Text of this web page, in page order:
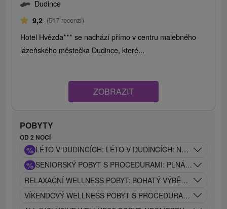
Dudince
9,2 (517 recenzí)
Hotel Hvězda*** se nachází přímo v centru malebného
lázeňského městečka Dudince, které...
ZOBRAZIT
POBYTY
OD 2 NOCÍ
% LÉTO V DUDINCÍCH: LÉTO V DUDINCÍCH: NEOMEZENÝ
% SENIORSKÝ POBYT S PROCEDURAMI: PLNÁ PENZE,
RELAXAČNÍ WELLNESS POBYT: BOHATÝ VÝBĚR
VÍKENDOVÝ WELLNESS POBYT S PROCEDURAMI: VOLNÝ